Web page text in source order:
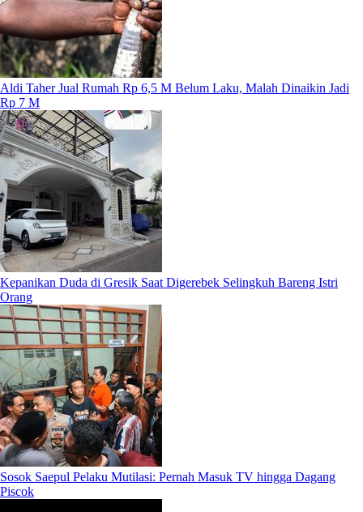
Aldi Taher Jual Rumah Rp 6,5 M Belum Laku, Malah Dinaikin Jadi
Rp 7 M
Kepanikan Duda di Gresik Saat Digerebek Selingkuh Bareng Istri
Orang
Sosok Saepul Pelaku Mutilasi: Pernah Masuk TV hingga Dagang
Piscok